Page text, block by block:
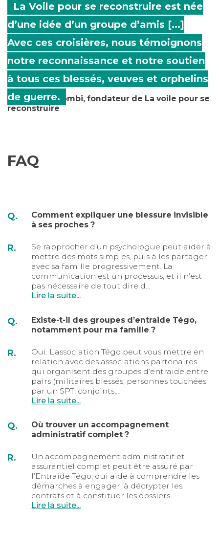
La Voile pour se reconstruire est née
d’une idée d’un groupe d’amis [...]
Avec ces croisières, nous témoignons
notre reconnaissance et notre soutien
à tous ces blessés, veuves et orphelins
de guerre.
Christophe Combi, fondateur de La voile pour se
reconstruire
FAQ
Q.
Comment expliquer une blessure invisible
à ses proches ?
R.
Se rapprocher d’un psychologue peut aider à
mettre des mots simples, puis à les partager
avec sa famille progressivement. La
communication est un processus, et il n’est
pas nécessaire de tout dire d…
Lire la suite...
Q.
Existe-t-il des groupes d’entraide Tégo,
notamment pour ma famille ?
R.
Oui. L’association Tégo peut vous mettre en
relation avec des associations partenaires
qui organisent des groupes d’entraide entre
pairs (militaires blessés, personnes touchées
par un SPT, conjoints,…
Lire la suite...
Q.
Où trouver un accompagnement
administratif complet ?
R.
Un accompagnement administratif et
assurantiel complet peut être assuré par
l’Entraide Tégo, qui aide à comprendre les
démarches à engager, à décrypter les
contrats et à constituer les dossiers…
Lire la suite...